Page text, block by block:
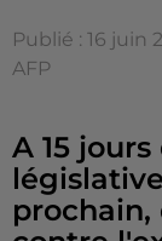
Publié : 16 juin
AFP
A 15